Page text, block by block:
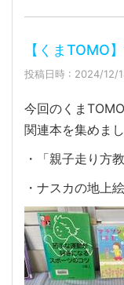
【くまTOMO
投稿日時 : 2024/12/
今回のくま
関連本を集めまし
・「親子走り方教
・ナスカの地上絵